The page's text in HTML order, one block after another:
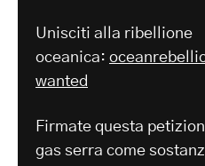
Unisciti alla ribellione
oceanica:
wanted
Firmate questa
gas serra come